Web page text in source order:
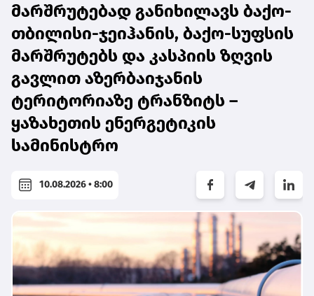
მარშრუტებად განიხილავს ბაქო-
თბილისი-ჯეიჰანის, ბაქო-სუფსის
მარშრუტებს და კასპიის ზღვის
გავლით აზერბაიჯანის
ტერიტორიაზე ტრანზიტს –
ყაზახეთის ენერგეტიკის
სამინისტრო
10.08.2026 • 8:00